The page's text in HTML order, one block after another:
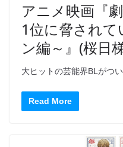
アニメ映画『
1位に脅されて
ン編～』(桜日
大ヒットの芸能界BLがつ
Read More